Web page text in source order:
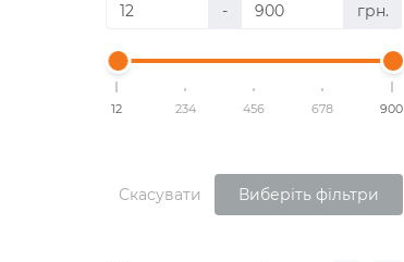
- грн.
12 234 456 678 900
Скасувати Виберіть фільтри